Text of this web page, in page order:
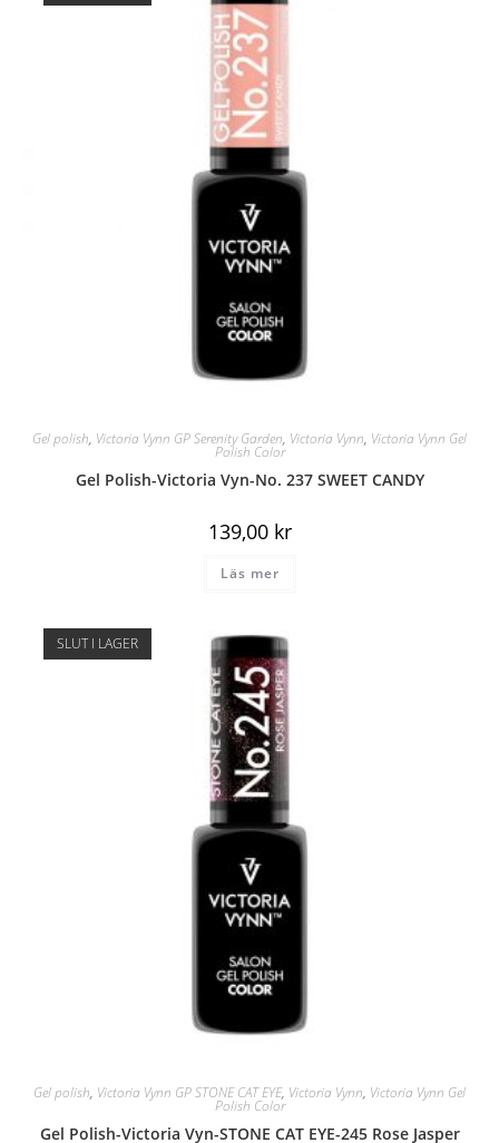
Gel polish, Victoria Vynn GP Serenity Garden, Victoria Vynn, Victoria Vynn Gel
Polish Color
Gel Polish-Victoria Vyn-No. 237 SWEET CANDY
139,00 kr
Läs mer
SLUT I LAGER
Gel polish, Victoria Vynn GP STONE CAT EYE, Victoria Vynn, Victoria Vynn Gel
Polish Color
Gel Polish-Victoria Vyn-STONE CAT EYE-245 Rose Jasper